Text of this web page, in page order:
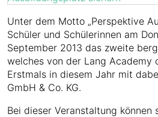
Unter dem Motto „Perspektive
Schüler und Schülerinnen am
September 2013 das zweite
welches von der Lang Academy
Erstmals in diesem Jahr mit
GmbH & Co. KG.
Bei dieser Veranstaltung können